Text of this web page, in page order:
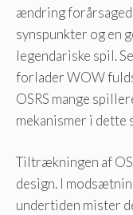
ændring
synspunkter og en
legendariske spil.
forlader WOW
OSRS mange
mekanismer i dette
Tiltrækningen af
design. I
undertiden mister